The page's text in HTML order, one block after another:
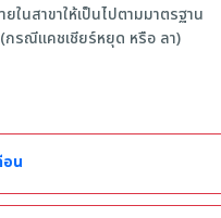
ในสาขาให้เป็นไปตามมาตรฐาน
กรณีแคชเชียร์หยุด หรือ ลา)
มสามารถ
ดการฝึกหัด หรือ สูงกว่า ในสายร้
ระบบ POS หรืออื่นๆได้
อน